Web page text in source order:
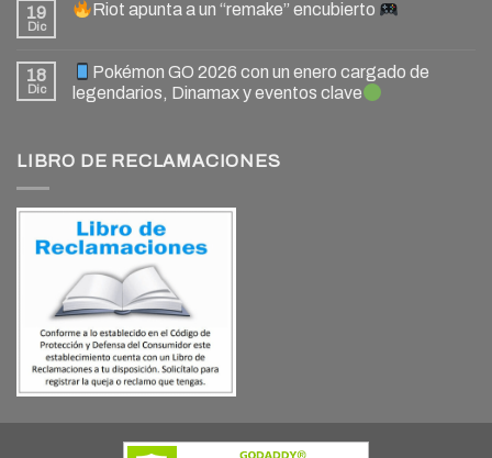
19
Dic
Riot apunta a un “remake” encubierto
18
Dic
Pokémon GO 2026 con un enero cargado de
legendarios, Dinamax y eventos clave
LIBRO DE RECLAMACIONES